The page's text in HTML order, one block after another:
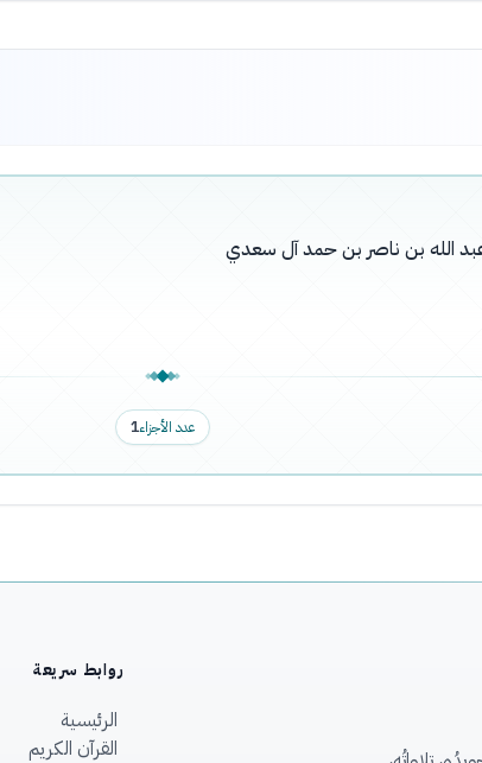
عبد الله بن ناصر بن حمد آل سعدي
عدد الأجزاء1
روابط سريعة
الرئيسية
القرآن الكريم